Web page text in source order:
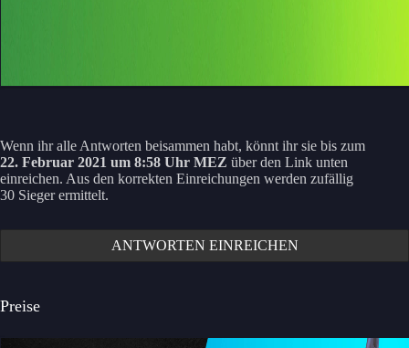
Wenn ihr alle Antworten beisammen habt, könnt ihr sie bis zum
22. Februar 2021 um 8:58 Uhr MEZ über den Link unten
einreichen. Aus den korrekten Einreichungen werden zufällig
30 Sieger ermittelt.
ANTWORTEN EINREICHEN
Preise